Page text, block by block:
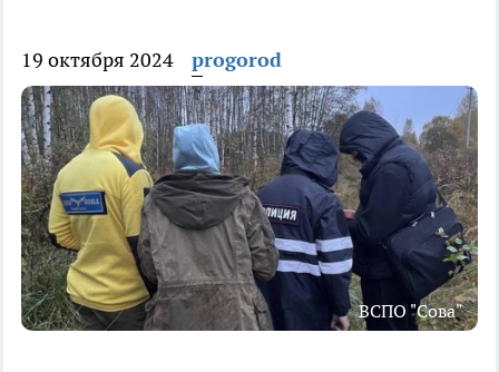
19 октября 2024 progorod
ВСПО "Сова"